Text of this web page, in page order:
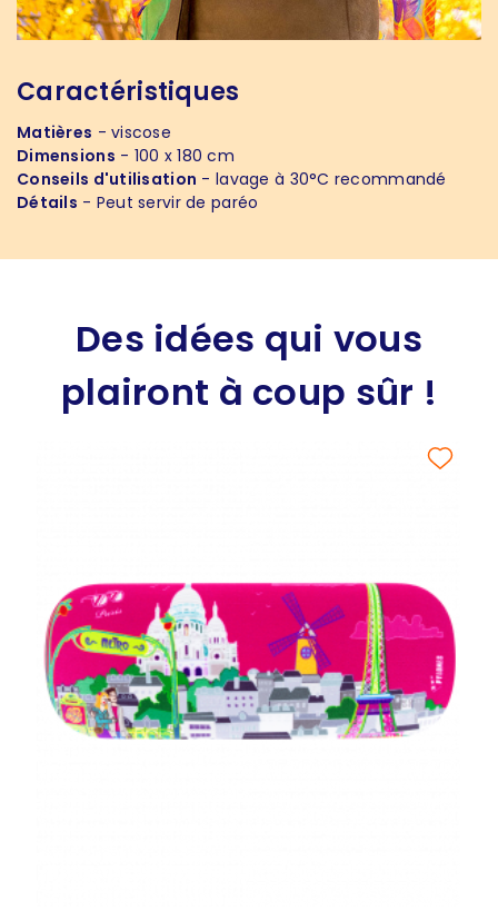
Caractéristiques
Matières - viscose
Dimensions - 100 x 180 cm
Conseils d'utilisation - lavage à 30°C recommandé
Détails - Peut servir de paréo
Des idées qui vous
plairont à coup sûr !